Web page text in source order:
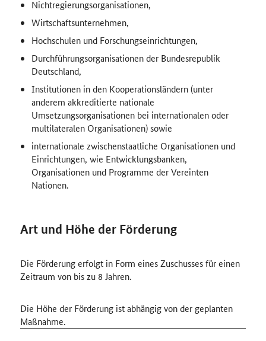
Nichtregierungsorganisationen,
Wirtschaftsunternehmen,
Hochschulen und Forschungseinrichtungen,
Durchführungsorganisationen der Bundesrepublik
Deutschland,
Institutionen in den Kooperationsländern (unter
anderem akkreditierte nationale
Umsetzungsorganisationen bei internationalen oder
multilateralen Organisationen) sowie
internationale zwischenstaatliche Organisationen und
Einrichtungen, wie Entwicklungsbanken,
Organisationen und Programme der Vereinten
Nationen.
Art und Höhe der Förderung
Die Förderung erfolgt in Form eines Zuschusses für einen
Zeitraum von bis zu 8 Jahren.
Die Höhe der Förderung ist abhängig von der geplanten
Maßnahme.